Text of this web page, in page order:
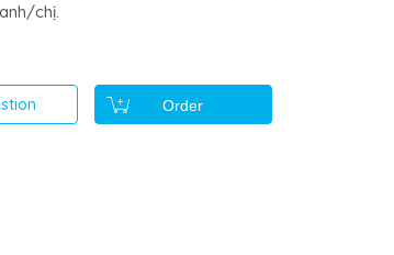
chị.
Order